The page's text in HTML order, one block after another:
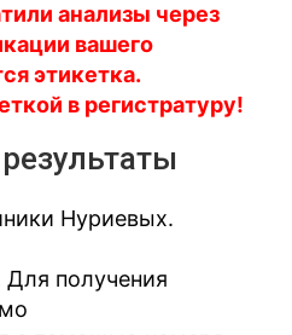
анализы через
вашего
этикетка.
в регистратуру!
Нуриевых.
Для получения